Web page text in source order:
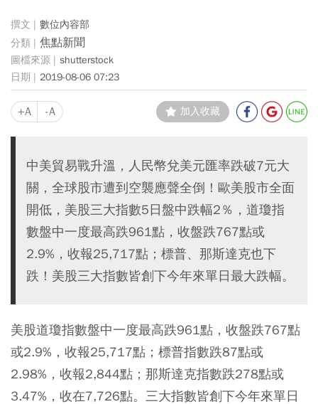
數位內容部
焦點新聞
shutterstock
2019-08-06 07:23
+A -A 加入收藏
中美貿易戰升溫，人民幣兌美元匯率跌破7元大
關，全球股市遭到空襲應聲全倒！歐美股市全面
開低，美股三大指數5日盤中跌幅2％，道瓊指
數盤中一度最高跌961點，收盤跌767點或
2.9%，收報25,717點；標普、那斯達克也下
跌！美股三大指數皆創下今年來單日最大跌幅。
美股道瓊指數盤中一度最高跌961點，收盤跌767點
或2.9%，收報25,717點；標普指數跌87點或
2.98%，收報2,844點；那斯達克指數跌278點或
3.47%，收在7,726點。三大指數皆創下今年來單日